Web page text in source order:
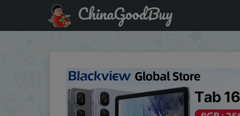
Купить по скидке :ERN2VQ8 Blackview Tab 16 Pro Tablet
ChinaGoodBuy